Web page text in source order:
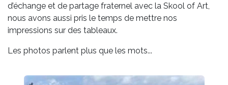
d’échange et de partage fraternel avec la Skool of Art,
nous avons aussi pris le temps de mettre nos
impressions sur des tableaux.
Les photos parlent plus que les mots...